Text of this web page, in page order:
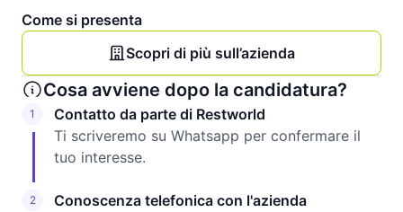
Come si presenta
Scopri di più sull’azienda
Cosa avviene dopo la candidatura?
1
Contatto da parte di Restworld
Ti scriveremo su Whatsapp per confermare il
tuo interesse.
2
Conoscenza telefonica con l'azienda